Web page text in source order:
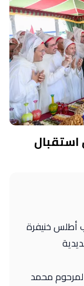
استقبال
أطلس خنيفرة
المرحوم محمد